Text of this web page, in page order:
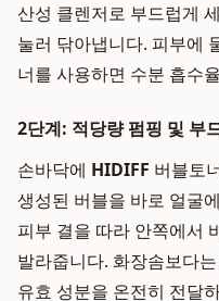
산성 클렌저로 부드럽게
눌러 닦아냅니다. 피부에
너를 사용하면 수분 흡수
2단계: 적당량 펌핑 및 부
손바닥에 HIDIFF 버블토
생성된 버블을 바로 얼굴
피부 결을 따라 안쪽에서
발라줍니다. 화장솜보다
유효 성분을 온전히 전달